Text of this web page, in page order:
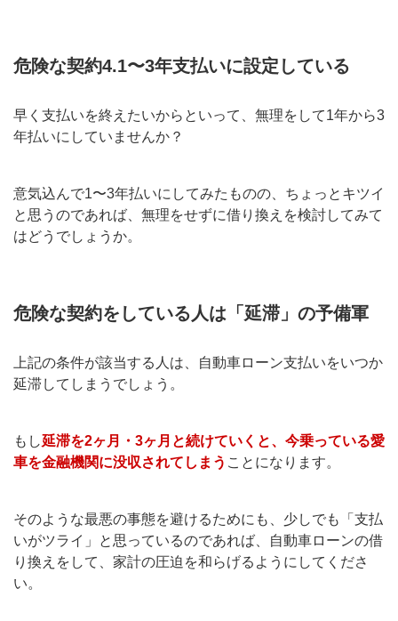
危険な契約4.1〜3年支払いに設定している
早く支払いを終えたいからといって、無理をして1年から3
年払いにしていませんか？
意気込んで1〜3年払いにしてみたものの、ちょっとキツイ
と思うのであれば、無理をせずに借り換えを検討してみて
はどうでしょうか。
危険な契約をしている人は「延滞」の予備軍
上記の条件が該当する人は、自動車ローン支払いをいつか
延滞してしまうでしょう。
もし延滞を2ヶ月・3ヶ月と続けていくと、今乗っている愛
車を金融機関に没収されてしまう ことになります。
そのような最悪の事態を避けるためにも、少しでも「支払
いがツライ」と思っているのであれば、自動車ローンの借
り換えをして、家計の圧迫を和らげるようにしてくださ
い。